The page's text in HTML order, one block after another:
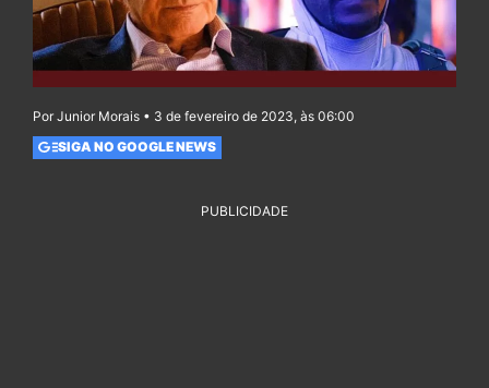
Por Junior Morais • 3 de fevereiro de 2023, às 06:00
SIGA NO GOOGLE NEWS
PUBLICIDADE